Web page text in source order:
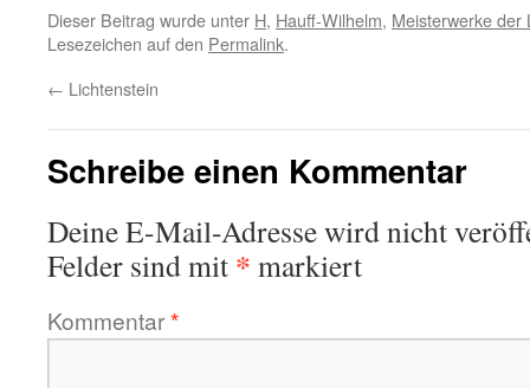
Dieser Beitrag wurde unter H, Hauff-Wilhelm, Meisterwerke der
Lesezeichen auf den Permalink.
← Lichtenstein
Schreibe einen Kommentar
Deine E-Mail-Adresse wird nicht
Felder sind mit * markiert
Kommentar*